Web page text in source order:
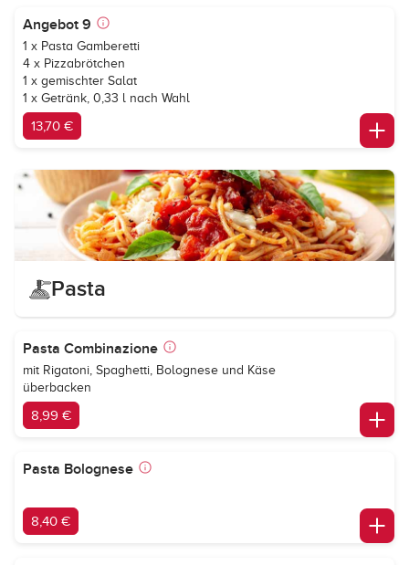
Angebot 9
1 x Pasta Gamberetti
4 x Pizzabrötchen
1 x gemischter Salat
1 x Getränk, 0,33 l nach Wahl
13,70 €
Pasta
Pasta Combinazione
mit Rigatoni, Spaghetti, Bolognese und Käse
überbacken
8,99 €
Pasta Bolognese
8,40 €